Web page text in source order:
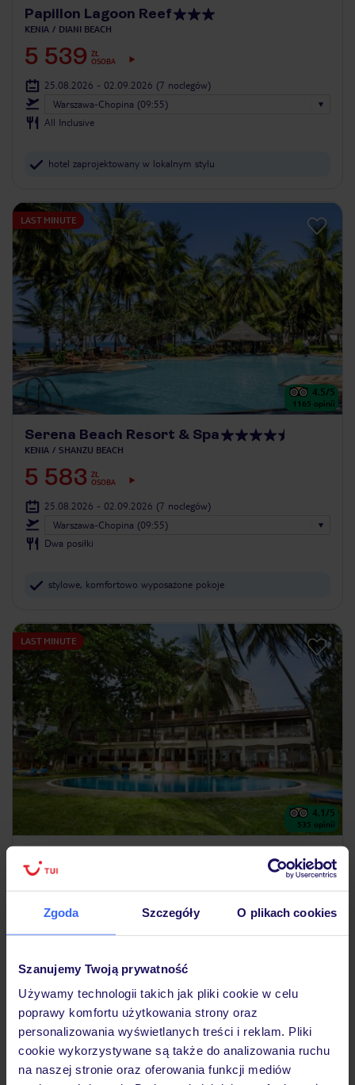
Zgoda Szczegóły O plikach cookies
Szanujemy Twoją prywatność
Używamy technologii takich jak pliki cookie w celu
poprawy komfortu użytkowania strony oraz
personalizowania wyświetlanych treści i reklam. Pliki
cookie wykorzystywane są także do analizowania ruchu
na naszej stronie oraz oferowania funkcji mediów
Papillon Lagoon Reef
KENIA DIANI BEACH
5 539 ZŁ
OSOBA
25.08.2026 - 02.09.2026 (7 noclegów)
Warszawa-Chopina (09:55)
All Inclusive
hotel zaprojektowany w lokalnym stylu
LAST MINUTE
4.5/5
1165 opinii
Serena Beach Resort & Spa
KENIA SHANZU BEACH
5 583 ZŁ
OSOBA
25.08.2026 - 02.09.2026 (7 noclegów)
Warszawa-Chopina (09:55)
Dwa posiłki
stylowe, komfortowo wyposażone pokoje
LAST MINUTE
4.1/5
535 opinii
KENIA
5 626
All Inclusive
dyskoteka na zewnątrz